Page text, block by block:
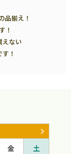
品揃え！
！
えない
！
金
土